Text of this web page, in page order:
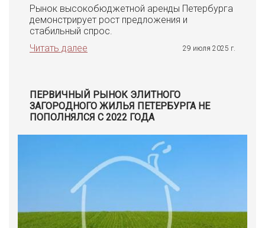
Рынок высокобюджетной аренды Петербурга
демонстрирует рост предложения и
стабильный спрос.
Читать далее
29 июля 2025 г.
ПЕРВИЧНЫЙ РЫНОК ЭЛИТНОГО
ЗАГОРОДНОГО ЖИЛЬЯ ПЕТЕРБУРГА НЕ
ПОПОЛНЯЛСЯ С 2022 ГОДА